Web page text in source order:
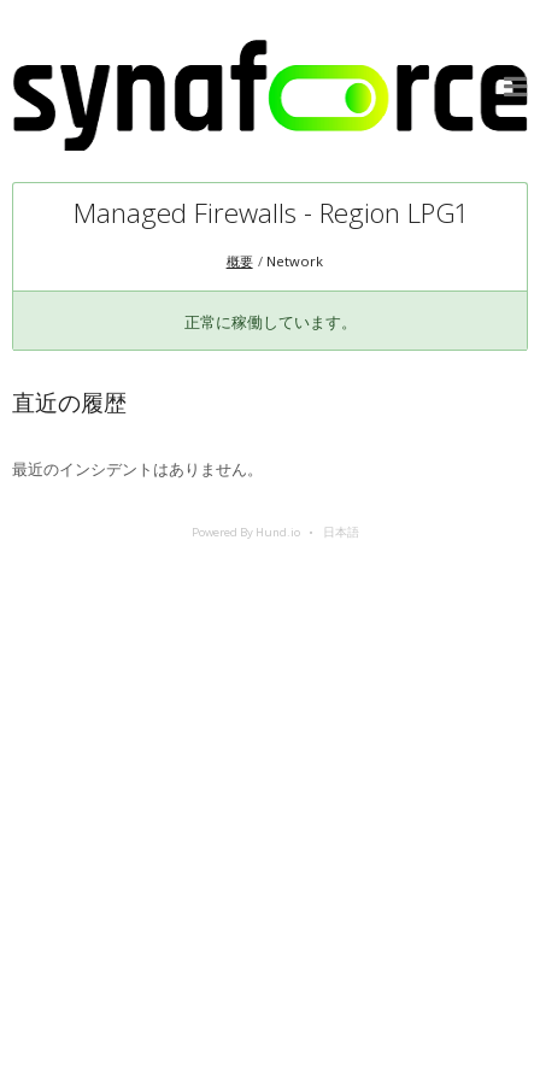
Managed Firewalls - Region LPG1
概要 Network
正常に稼働しています。
直近の履歴
最近のインシデントはありません。
Powered By Hund.io 日本語